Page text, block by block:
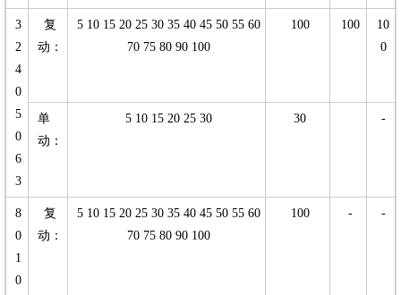
3
2
4
0
5
0
6
3
复
动：
5 10 15 20 25 30 35 40 45 50 55 60
70 75 80 90 100
100 100
10
0
单
动：
5 10 15 20 25 30 30 -
8
0
1
0
复
动：
5 10 15 20 25 30 35 40 45 50 55 60
70 75 80 90 100
100 - -